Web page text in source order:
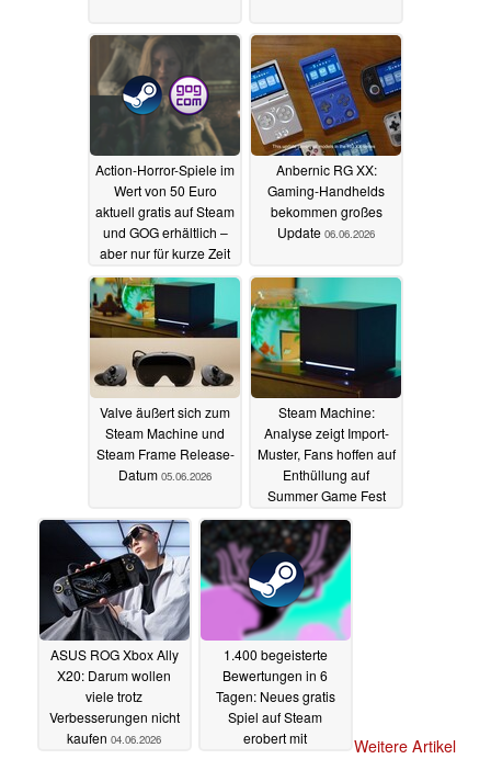
Action-Horror-Spiele im
Wert von 50 Euro
aktuell gratis auf Steam
und GOG erhältlich –
aber nur für kurze Zeit
08.06.2026
Anbernic RG XX:
Gaming-Handhelds
bekommen großes
Update 06.06.2026
Valve äußert sich zum
Steam Machine und
Steam Frame Release-
Datum 05.06.2026
Steam Machine:
Analyse zeigt Import-
Muster, Fans hoffen auf
Enthüllung auf
Summer Game Fest
202604.06.2026
ASUS ROG Xbox Ally
X20: Darum wollen
viele trotz
Verbesserungen nicht
kaufen 04.06.2026
1.400 begeisterte
Bewertungen in 6
Tagen: Neues gratis
Spiel auf Steam
erobert mit
Weitere Artikel